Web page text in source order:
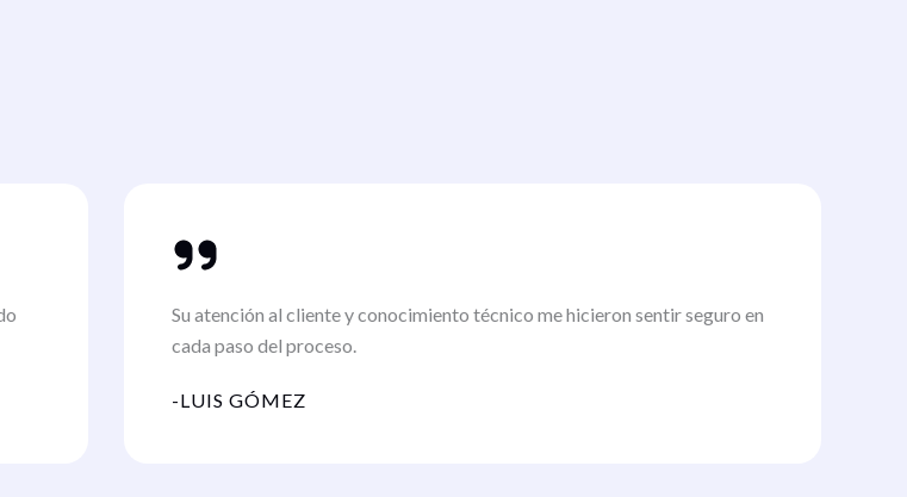
Su atención al cliente y conocimiento técnico me hicieron sentir seguro en
cada paso del proceso.
-LUIS GÓMEZ